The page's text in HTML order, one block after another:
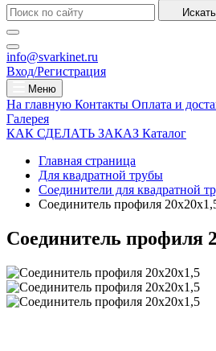
Искать
info@svarkinet.ru
Вход/Регистрация
Меню
На главную Контакты Оплата и
Галерея
КАК СДЕЛАТЬ ЗАКАЗ Каталог
Главная страница
Для квадратной трубы
Соединители для квадратной
Соединитель профиля
Соединитель профиля